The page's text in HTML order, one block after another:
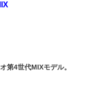
第4世代MIXモデル。